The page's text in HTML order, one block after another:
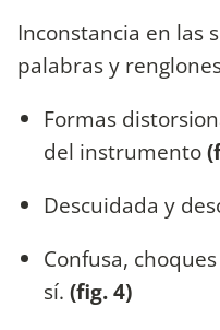
Inconstancia en las
palabras y
Formas
del instrumento
Descuidada y
Confusa,
sí. (fig. 4)